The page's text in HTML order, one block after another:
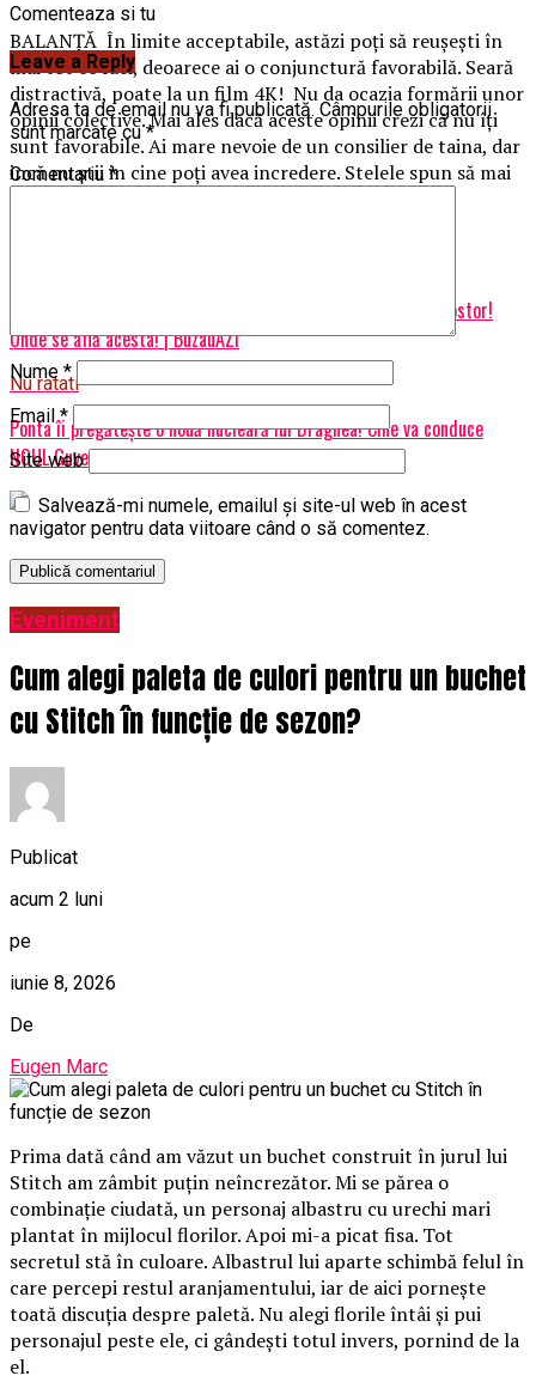
BALANŢĂ În limite acceptabile, astăzi poţi să reuşeşti în
mai tot ce faci, deoarece ai o conjunctură favorabilă. Seară
distractivă, poate la un film 4K! Nu da ocazia formării unor
opinii colective. Mai ales dacă aceste opinii crezi că nu îţi
sunt favorabile. Ai mare nevoie de un consilier de taina, dar
incă nu ştii in cine poţi avea incredere. Stelele spun să mai
Informații de ultima oră! Gest șocant făcut de italianul impostor!
Unde se află acesta! | BuzauAZI
Nu ratati
Ponta îi pregătește o nouă nucleară lui Dragnea! Cine va conduce
NOUL Guvern (SURSE) | BuzauAZI
Comenteaza si tu
Leave a Reply
Adresa ta de email nu va fi publicată. Câmpurile obligatorii
sunt marcate cu*
Comentariu *
Nume *
Email*
Site web
Salvează-mi numele, emailul și site-ul web în acest
navigator pentru data viitoare când o să comentez.
Eveniment
Cum alegi paleta de culori pentru un buchet
cu Stitch în funcție de sezon?
Publicat
acum 2 luni
pe
iunie 8, 2026
De
Eugen Marc
Prima dată când am văzut un buchet construit în jurul lui
Stitch am zâmbit puțin neîncrezător. Mi se părea o
combinație ciudată, un personaj albastru cu urechi mari
plantat în mijlocul florilor. Apoi mi-a picat fisa. Tot
secretul stă în culoare. Albastrul lui aparte schimbă felul în
care percepi restul aranjamentului, iar de aici pornește
toată discuția despre paletă. Nu alegi florile întâi și pui
personajul peste ele, ci gândești totul invers, pornind de la
el.